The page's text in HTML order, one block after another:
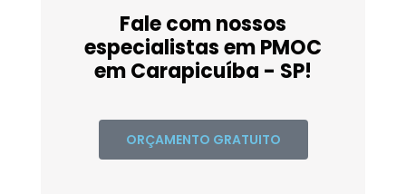
Fale com nossos
especialistas em PMOC
em Carapicuíba - SP!
ORÇAMENTO GRATUITO